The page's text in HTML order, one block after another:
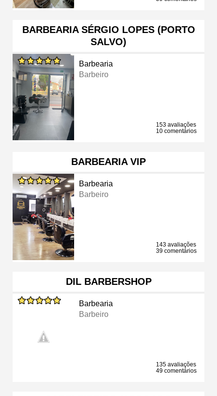
BARBEARIA SÉRGIO LOPES (PORTO
SALVO)
Barbearia
Barbeiro
153 avaliações
10 comentários
BARBEARIA VIP
Barbearia
Barbeiro
143 avaliações
39 comentários
DIL BARBERSHOP
Barbearia
Barbeiro
135 avaliações
49 comentários